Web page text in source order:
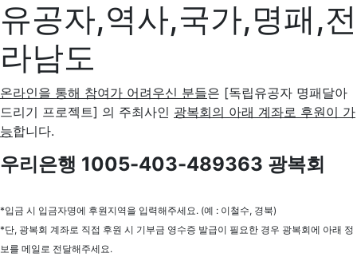
유공자,역사,국가,명패,전
라남도
온라인을 통해 참여가 어려우신 분들은 [독립유공자 명패달아
드리기 프로젝트] 의 주최사인 광복회의 아래 계좌로 후원이 가
능합니다.
우리은행 1005-403-489363 광복회
*입금 시 입금자명에 후원지역을 입력해주세요. (예 : 이철수, 경북)
*단, 광복회 계좌로 직접 후원 시 기부금 영수증 발급이 필요한 경우 광복회에 아래 정
보를 메일로 전달해주세요.